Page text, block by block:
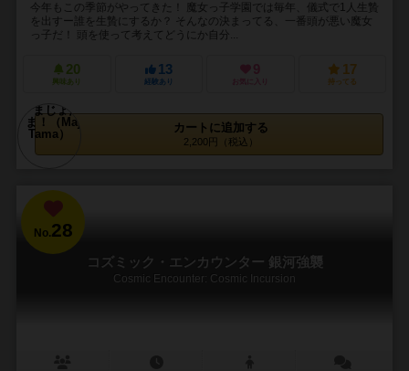
今年もこの季節がやってきた！ 魔女っ子学園では毎年、儀式で1人生贄
を出すー誰を生贄にするか？ そんなの決まってる、一番頭が悪い魔女
っ子だ！ 頭を使って考えてどうにか自分...
20
興味あり
13
経験あり
9
お気に入り
17
持ってる
カートに追加する
2,200円（税込）
No.28
コズミック・エンカウンター 銀河強襲
Cosmic Encounter: Cosmic Incursion